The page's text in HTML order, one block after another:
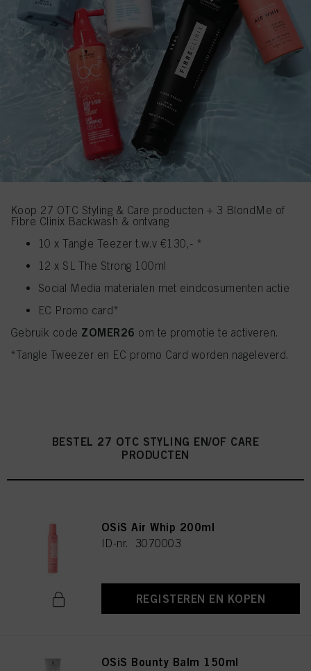
Koop 27 OTC Styling & Care producten + 3 BlondMe of
Fibre Clinix Backwash & ontvang
10 x Tangle Teezer t.w.v €130,- *
12 x SL The Strong 100ml
Social Media materialen met eindcosumenten actie
EC Promo card*
Gebruik code ZOMER26 om te promotie te activeren.
*Tangle Tweezer en EC promo Card worden nageleverd.
BESTEL 27 OTC STYLING EN/OF CARE
PRODUCTEN
OSiS Air Whip 200ml
ID-nr. 3070003
REGISTEREN EN KOPEN
OSiS Bounty Balm 150ml